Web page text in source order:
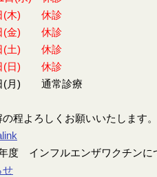
(木) 休診
(金) 休診
(土) 休診
(日) 休診
(月) 通常診療
程よろしくお願いいたします。
度 インフルエンザワクチンに
せ